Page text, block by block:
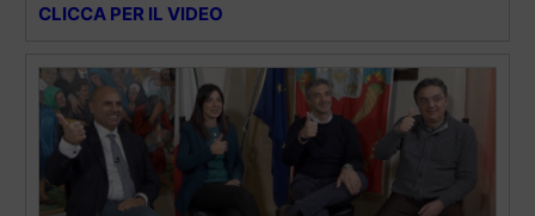
CLICCA PER IL VIDEO